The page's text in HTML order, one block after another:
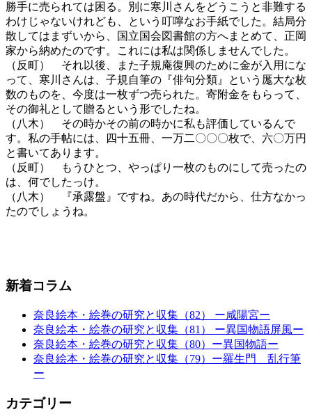
勝手に売られては困る。別に寒川さんをどうこうと非難する
わけじゃないけれども、という叮嚀なお手紙でした。結局分
散してはまずいから、国立国会図書館の方へまとめて、正岡
家から納めたのです。これには私は関係しませんでした。
（反町） それ以後、また子規庵復興のために金が入用にな
って、寒川さんは、子規自筆の『俳句分類』という厖大な枚
数のものを、今度は一枚ずつ売られた。寄附金をもらって、
その御礼として贈るという形でしたね。
（八木） その時かその前の時かに私も評価しているんで
す。私の手帖には、四十五冊、一万二〇〇〇枚で、六〇万円
と書いてあります。
（反町） もうひとつ、やっぱり一枚のものにして売ったの
は、何でしたっけ。
（八木） 『承露盤』ですね。あの時代だから、仕方なかっ
たのでしょうね。
新着コラム
奈良絵本・絵巻の研究と収集（82） ー咸陽宮ー
奈良絵本・絵巻の研究と収集（81） ー異国物語屏風ー
奈良絵本・絵巻の研究と収集（80）ー異国物語ー
奈良絵本・絵巻の研究と収集（79）ー羅生門 乱行筆
ー
カテゴリー